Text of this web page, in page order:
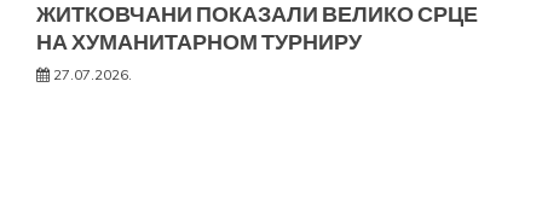
ЖИТКОВЧАНИ ПОКАЗАЛИ ВЕЛИКО СРЦЕ
НА ХУМАНИТАРНОМ ТУРНИРУ
27.07.2026.